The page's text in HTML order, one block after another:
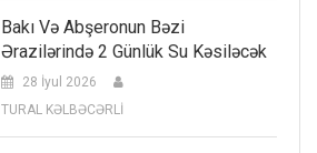
Bakı Və Abşeronun Bəzi
Ərazilərində 2 Günlük Su Kəsiləcək
28 İyul 2026
TURAL KƏLBƏCƏRLİ